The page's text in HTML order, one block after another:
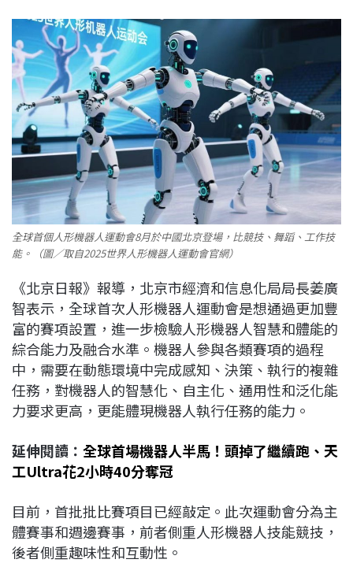
全球首個人形機器人運動會8月於中國北京登場，比競技、舞蹈、工作技
能。（圖／取自2025世界人形機器人運動會官網）
《北京日報》報導，北京市經濟和信息化局局長姜廣
智表示，全球首次人形機器人運動會是想通過更加豐
富的賽項設置，進一步檢驗人形機器人智慧和體能的
綜合能力及融合水準。機器人參與各類賽項的過程
中，需要在動態環境中完成感知、決策、執行的複雜
任務，對機器人的智慧化、自主化、通用性和泛化能
力要求更高，更能體現機器人執行任務的能力。
延伸閱讀： 全球首場機器人半馬！頭掉了繼續跑、天
工Ultra花2小時40分奪冠
目前，首批批比賽項目已經敲定。此次運動會分為主
體賽事和週邊賽事，前者側重人形機器人技能競技，
後者側重趣味性和互動性。